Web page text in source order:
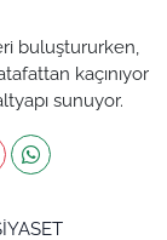
buluştururken,
kaçınıyor
sunuyor.